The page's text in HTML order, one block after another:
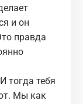
и он
правда
тогда тебя
Мы как